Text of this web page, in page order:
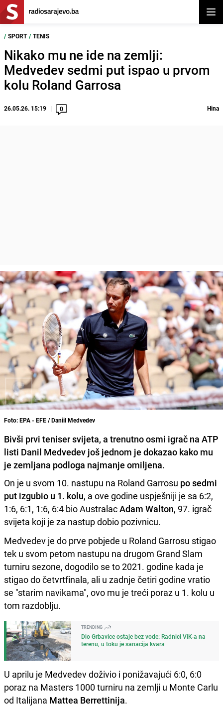
/ SPORT / TENIS
Nikako mu ne ide na zemlji:
Medvedev sedmi put ispao u prvom
kolu Roland Garrosa
26.05.26. 15:19 0 Hina
Foto: EPA - EFE / Daniil Medvedev
Bivši prvi teniser svijeta, a trenutno osmi igrač na ATP
listi Danil Medvedev još jednom je dokazao kako mu
je zemljana podloga najmanje omiljena.
On je u svom 10. nastupu na Roland Garrosu po sedmi
put izgubio u 1. kolu, a ove godine uspješniji je sa 6:2,
1:6, 6:1, 1:6, 6:4 bio AustralacAdam Walton, 97. igrač
svijeta koji je za nastup dobio pozivnicu.
Medvedev je do prve pobjede u Roland Garrosu stigao
tek u svom petom nastupu na drugom Grand Slam
turniru sezone, dogodilo se to 2021. godine kada je
stigao do četvrtfinala, ali u zadnje četiri godine vratio
se "starim navikama", ovo mu je treći poraz u 1. kolu u
tom razdoblju.
TRENDING
Dio Grbavice ostaje bez vode: Radnici ViK-a na
terenu, u toku je sanacija kvara
U aprilu je Medvedev doživio i ponižavajući 6:0, 6:0
poraz na Masters 1000 turniru na zemlji u Monte Carlu
od Italijana Mattea Berrettinija.